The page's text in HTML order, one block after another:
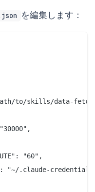
を編集します：
to/skills/data-
"60",
"~/.claude-